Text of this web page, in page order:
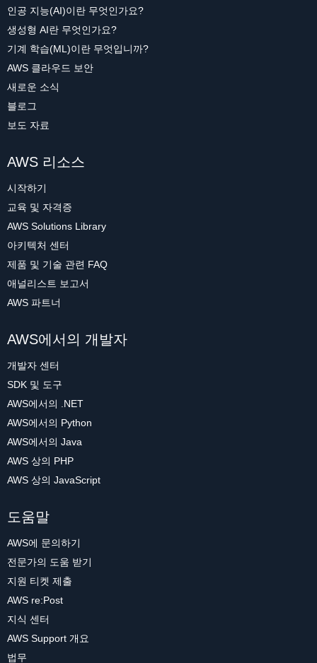
인공 지능(AI)이란 무엇인가요?
생성형 AI란 무엇인가요?
기계 학습(ML)이란 무엇입니까?
AWS 클라우드 보안
새로운 소식
블로그
보도 자료
AWS 리소스
시작하기
교육 및 자격증
AWS Solutions Library
아키텍처 센터
제품 및 기술 관련 FAQ
애널리스트 보고서
AWS 파트너
AWS에서의 개발자
개발자 센터
SDK 및 도구
AWS에서의 .NET
AWS에서의 Python
AWS에서의 Java
AWS 상의 PHP
AWS 상의 JavaScript
도움말
AWS에 문의하기
전문가의 도움 받기
지원 티켓 제출
AWS re:Post
지식 센터
AWS Support 개요
법무